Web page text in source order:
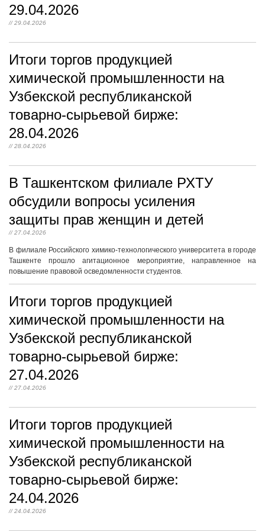
29.04.2026
// 29.04.2026
Итоги торгов продукцией
химической промышленности на
Узбекской республиканской
товарно-сырьевой бирже:
28.04.2026
// 28.04.2026
В Ташкентском филиале РХТУ
обсудили вопросы усиления
защиты прав женщин и детей
// 27.04.2026
В филиале Российского химико-технологического университета в городе
Ташкенте прошло агитационное мероприятие, направленное на
повышение правовой осведомленности студентов.
Итоги торгов продукцией
химической промышленности на
Узбекской республиканской
товарно-сырьевой бирже:
27.04.2026
// 27.04.2026
Итоги торгов продукцией
химической промышленности на
Узбекской республиканской
товарно-сырьевой бирже:
24.04.2026
// 24.04.2026